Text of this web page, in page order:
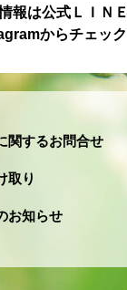
報は公式ＬＩＮＥ
からチェック
関するお問合せ
取り
お知らせ